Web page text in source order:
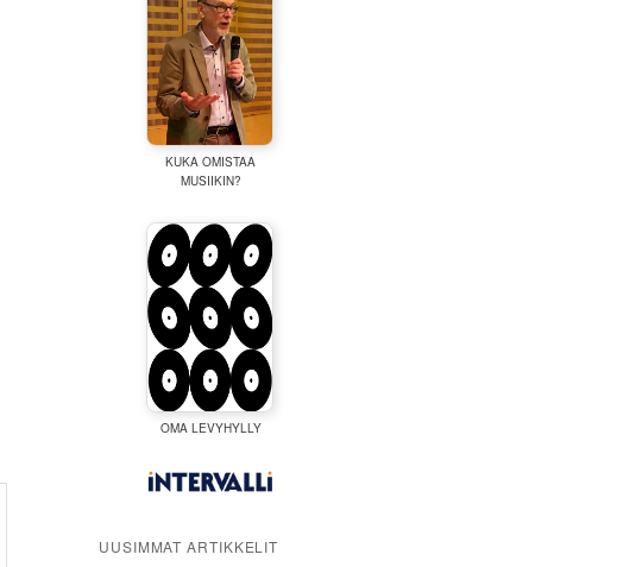
KUKA OMISTAA
MUSIIKIN?
OMA LEVYHYLLY
UUSIMMAT ARTIKKELIT